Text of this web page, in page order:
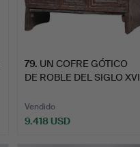
79. UN COFRE GÓTICO
DE ROBLE DEL SIGLO XVI
Vendido
9.418 USD